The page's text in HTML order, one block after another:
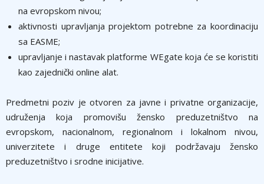
na evropskom nivou;
aktivnosti upravljanja projektom potrebne za koordinaciju
sa EASME;
upravljanje i nastavak platforme WEgate koja će se koristiti
kao zajednički online alat.
Predmetni poziv je otvoren za javne i privatne organizacije,
udruženja koja promovišu žensko preduzetništvo na
evropskom, nacionalnom, regionalnom i lokalnom nivou,
univerzitete i druge entitete koji podržavaju žensko
preduzetništvo i srodne inicijative.